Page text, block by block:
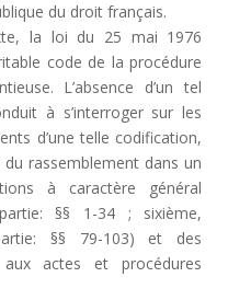
du droit français.
la loi du 25 mai 1976
code de la procédure
L’absence d’un tel
à s’interroger sur les
d’une telle codification,
du rassemblement dans un
à caractère général
§§ 1-34 ; sixième,
§§ 79-103) et des
aux actes et procédures